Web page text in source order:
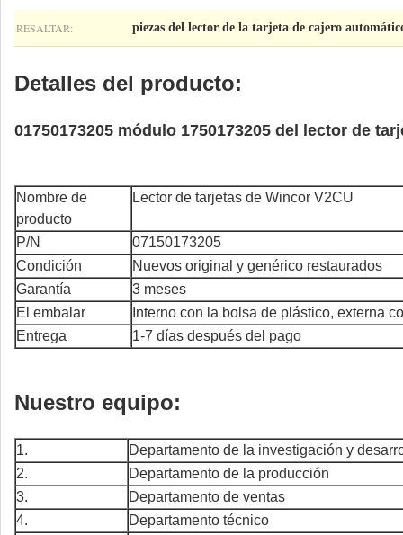
RESALTAR: piezas del lector de la tarjeta de cajero
Detalles del producto:
01750173205 módulo 1750173205 del lector de
Nombre de
producto
Lector de tarjetas de Wincor V2CU
P/N
07150173205
Condición
Nuevos original y genérico restaurados
Garantía
3 meses
El embalar
Interno con la bolsa de plástico, externa
Entrega
1-7 días después del pago
Nuestro equipo:
1.
Departamento de la investigación y
2.
Departamento de la producción
3.
Departamento de ventas
4.
Departamento técnico